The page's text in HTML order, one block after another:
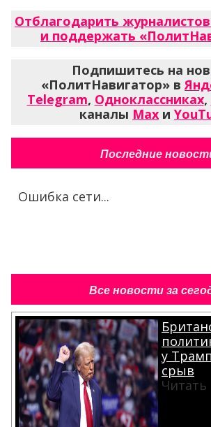
Отблагодарить
и поддержать
Подпишитесь на
«ПолитНавигатор» в
Telegram, Одноклассниках,
каналы Max и
Последние
Ошибка сети...
Все новости за
у
срыв